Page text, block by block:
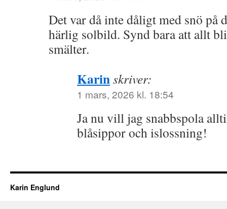
Det var då inte dåligt med snö på
härlig solbild. Synd bara att allt
smälter.
Karinskriver:
1 mars, 2026 kl. 18:54
Ja nu vill jag snabbspola
blåsippor och islossning!
Karin Englund